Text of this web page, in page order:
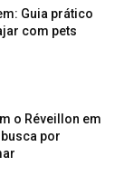
Guia prático
com pets
o Réveillon em
por